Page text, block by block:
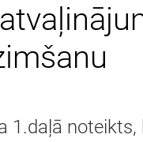
1.daļā